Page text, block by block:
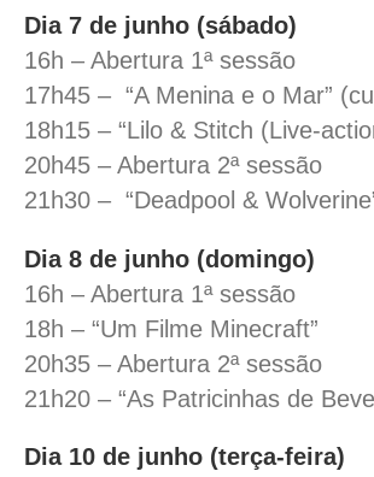
Dia 7 de junho (sábado)
16h – Abertura 1ª sessão
17h45 – “A Menina e o Mar”
18h15 – “Lilo & Stitch (Live-
20h45 – Abertura 2ª sessão
21h30 – “Deadpool &
Dia 8 de junho (domingo)
16h – Abertura 1ª sessão
18h – “Um Filme Minecraft”
20h35 – Abertura 2ª sessão
21h20 – “As Patricinhas de
Dia 10 de junho (terça-feira)